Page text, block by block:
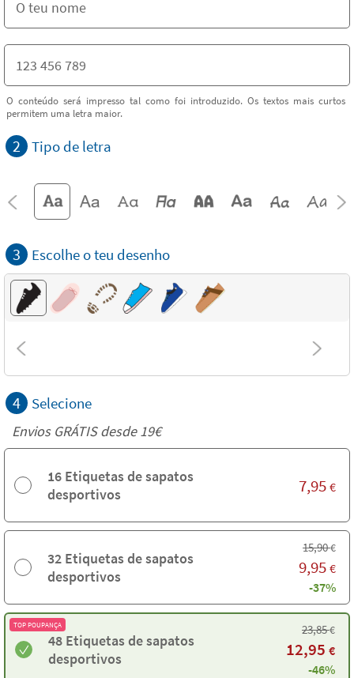
O conteúdo será impresso tal como foi introduzido. Os textos mais curtos
permitem uma letra maior.
2 Tipo de letra
3 Escolhe o teu desenho
4 Selecione
Envios GRÁTIS desde 19€
16 Etiquetas de sapatos
desportivos
7,95 €
32 Etiquetas de sapatos
desportivos
15,90€
9,95 €
-37%
TOP POUPANÇA
48 Etiquetas de sapatos
desportivos
23,85€
12,95 €
-46%